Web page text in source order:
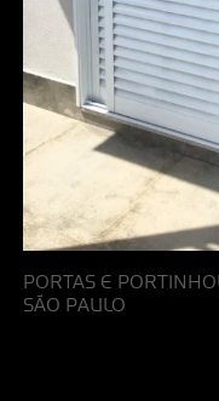
PORTAS E
SÃO PAULO